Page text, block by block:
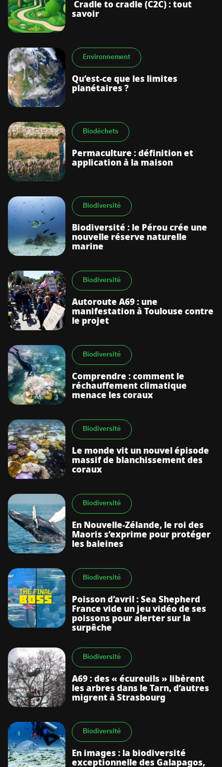
Cradle to cradle (C2C) : tout
savoir
Environnement
Qu’est-ce que les limites
planétaires ?
Biodéchets
Permaculture : définition et
application à la maison
Biodiversité
Biodiversité : le Pérou crée une
nouvelle réserve naturelle
marine
Biodiversité
Autoroute A69 : une
manifestation à Toulouse contre
le projet
Biodiversité
Comprendre : comment le
réchauffement climatique
menace les coraux
Biodiversité
Le monde vit un nouvel épisode
massif de blanchissement des
coraux
Biodiversité
En Nouvelle-Zélande, le roi des
Maoris s’exprime pour protéger
les baleines
Biodiversité
Poisson d’avril : Sea Shepherd
France vide un jeu vidéo de ses
poissons pour alerter sur la
surpêche
Biodiversité
A69 : des « écureuils » libèrent
les arbres dans le Tarn, d’autres
migrent à Strasbourg
Biodiversité
En images : la biodiversité
exceptionnelle des Galapagos,